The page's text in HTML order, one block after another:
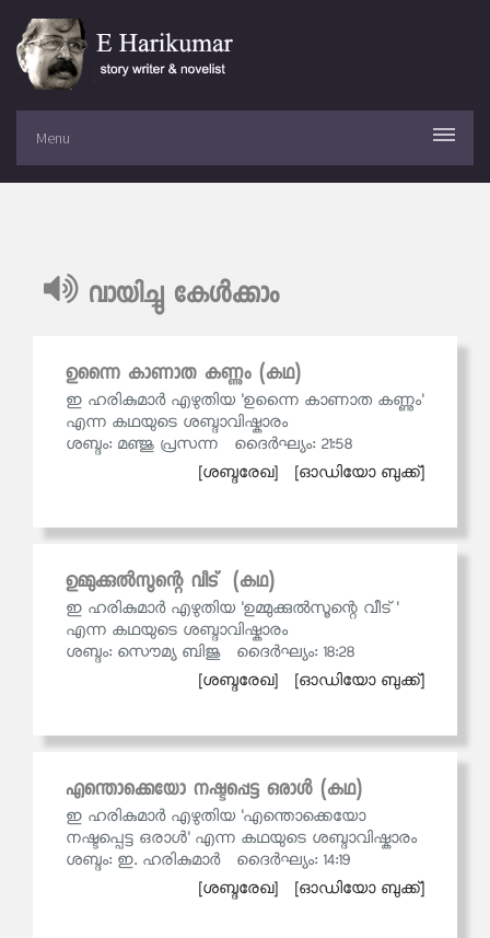
Menu
വായിച്ചു കേള്‍ക്കാം
ഉന്നൈ കാണാത കണ്ണും (കഥ)
ഇ ഹരികുമാര്‍ എഴുതിയ 'ഉന്നൈ കാണാത കണ്ണും'
എന്ന കഥയുടെ ശബ്ദാവിഷ്കാരം
ശബ്ദം: മഞ്ജു പ്രസന്ന ദൈര്‍ഘ്യം: 21:58
[ശബ്ദരേഖ]
[ഓഡിയോ ബുക്ക്]
ഉമ്മുക്കുൽസൂന്റെ വീട് (കഥ)
ഇ ഹരികുമാര്‍ എഴുതിയ 'ഉമ്മുക്കുൽസൂന്റെ വീട് '
എന്ന കഥയുടെ ശബ്ദാവിഷ്കാരം
ശബ്ദം: സൌമ്യ ബിജു ദൈര്‍ഘ്യം: 18:28
[ശബ്ദരേഖ]
[ഓഡിയോ ബുക്ക്]
എന്തൊക്കെയോ നഷ്ടപ്പെട്ട ഒരാൾ (കഥ)
ഇ ഹരികുമാര്‍ എഴുതിയ 'എന്തൊക്കെയോ
നഷ്ടപ്പെട്ട ഒരാൾ' എന്ന കഥയുടെ ശബ്ദാവിഷ്കാരം
ശബ്ദം: ഇ. ഹരികുമാർ ദൈര്‍ഘ്യം: 14:19
[ശബ്ദരേഖ]
[ഓഡിയോ ബുക്ക്]